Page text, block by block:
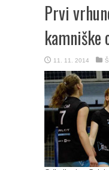
Prvi
kamniške
11. 11. 2014